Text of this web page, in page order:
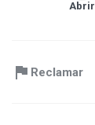
Abrir
Reclamar